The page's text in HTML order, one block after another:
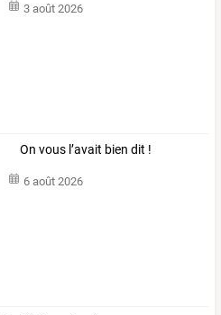
3 août 2026
On vous l’avait bien dit !
6 août 2026